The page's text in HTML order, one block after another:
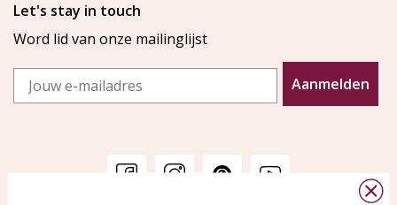
Let's stay in touch
Word lid van onze mailinglijst
Email
Aanmelden